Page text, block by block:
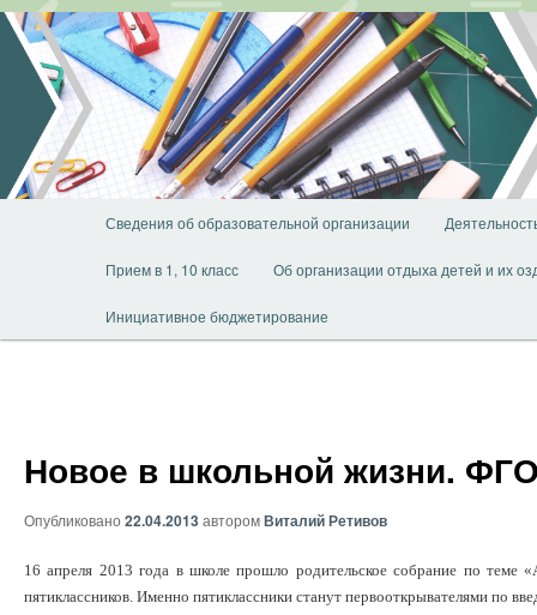
Перейти
основному
содержимому
Сведения об образовательной организации
Прием в 1, 10 класс Об организации отдыха детей и их
Инициативное бюджетирование
Новое в школьной жизни.
Опубликовано 22.04.2013 авторомВиталий Ретивов
16 апреля 2013 года в школе прошло родительское собрание по
пятиклассников. Именно пятиклассники станут первооткрывателями по